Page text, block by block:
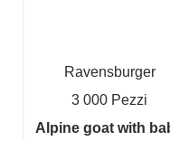
Ravensburger
3 000 Pezzi
Alpine goat with